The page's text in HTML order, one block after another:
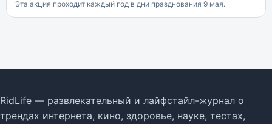
Эта акция проходит каждый год в дни празднования 9 мая.
RidLife — развлекательный и лайфстайл-журнал о
трендах интернета, кино, здоровье, науке, тестах,